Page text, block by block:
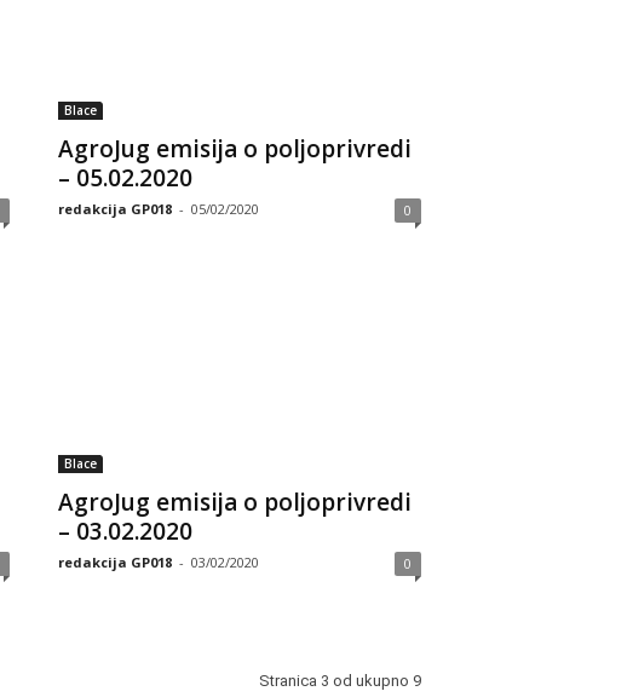
Blace
AgroJug emisija o poljoprivredi
– 05.02.2020
redakcija GP018 - 05/02/2020 0
Blace
AgroJug emisija o poljoprivredi
– 03.02.2020
redakcija GP018 - 03/02/2020 0
Stranica 3 od ukupno 9